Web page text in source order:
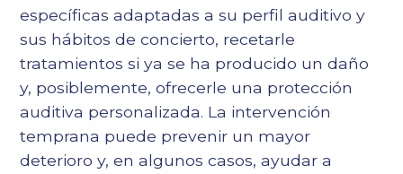
específicas adaptadas a su perfil auditivo y
sus hábitos de concierto, recetarle
tratamientos si ya se ha producido un daño
y, posiblemente, ofrecerle una protección
auditiva personalizada. La intervención
temprana puede prevenir un mayor
deterioro y, en algunos casos, ayudar a